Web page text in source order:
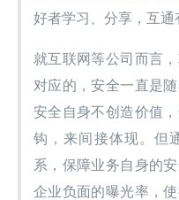
好者学习、分享，互通
就互联网等公司而言
对应的，安全一直是
安全自身不创造价值
钩，来间接体现。但
系，保障业务自身的
企业负面的曝光率，